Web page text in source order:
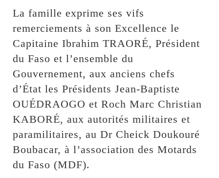
La famille exprime ses vifs
remerciements à son Excellence le
Capitaine Ibrahim TRAORÉ, Président
du Faso et l’ensemble du
Gouvernement, aux anciens chefs
d’État les Présidents Jean-Baptiste
OUÉDRAOGO et Roch Marc Christian
KABORÉ, aux autorités militaires et
paramilitaires, au Dr Cheick Doukouré
Boubacar, à l’association des Motards
du Faso (MDF).